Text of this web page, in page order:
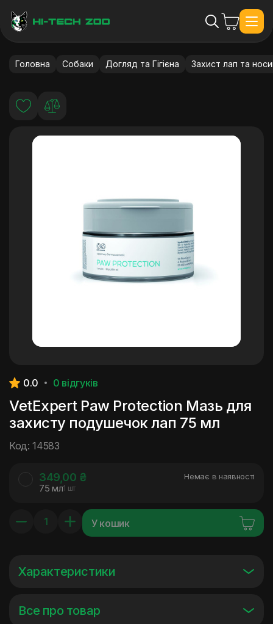
Головна Собаки Догляд та Гігієна Захист лап та
0.0 0 відгуків
VetExpert Paw Protection Мазь для
захисту подушечок лап 75 мл
Код: 14583
75 мл1 шт
349,00 ₴ Немає в наявності
У кошик
Характеристики
Все про товар